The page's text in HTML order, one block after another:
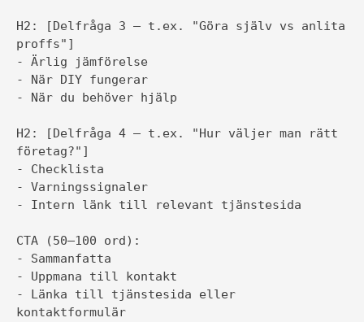
H2: [Delfråga 3 — t.ex. "Göra själv vs anlita
proffs"]
- Ärlig jämförelse
- När DIY fungerar
- När du behöver hjälp
H2: [Delfråga 4 — t.ex. "Hur väljer man rätt
företag?"]
- Checklista
- Varningssignaler
- Intern länk till relevant tjänstesida
CTA (50–100 ord):
- Sammanfatta
- Uppmana till kontakt
- Länka till tjänstesida eller
kontaktformulär